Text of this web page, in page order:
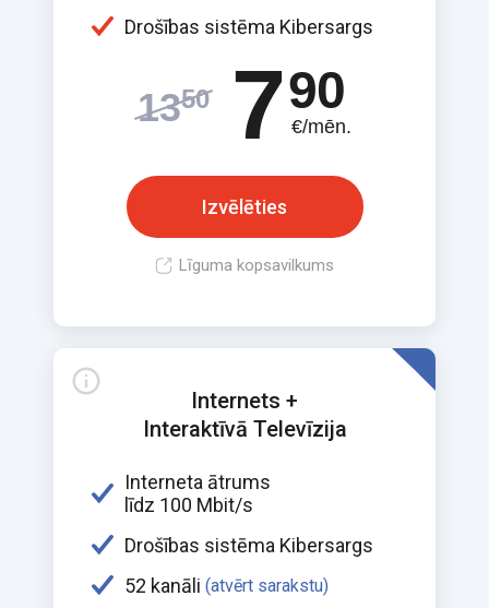
Drošības sistēma Kibersargs
1350 790
€/mēn.
Izvēlēties
Līguma kopsavilkums
Internets +
Interaktīvā Televīzija
Interneta ātrums
līdz 100 Mbit/s
Drošības sistēma Kibersargs
52 kanāli (atvērt sarakstu)